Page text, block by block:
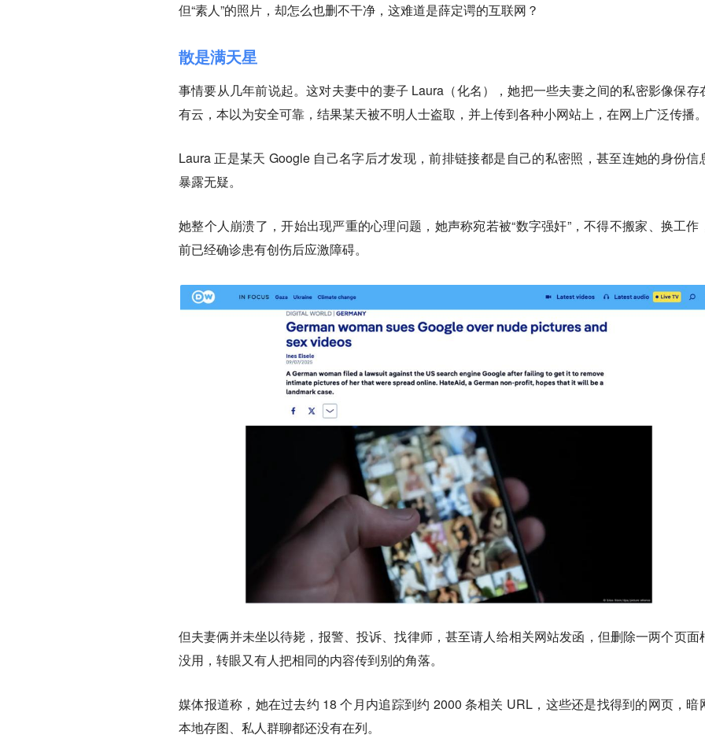
但“素人”的照片，却怎么也删不干净，这难道是薛定谔的互联网？
散是满天星
事情要从几年前说起。这对夫妻中的妻子 Laura（化名），她把一些夫妻之间的私密影像保存
有云，本以为安全可靠，结果某天被不明人士盗取，并上传到各种小网站上，在网上广泛传播。
Laura 正是某天 Google 自己名字后才发现，前排链接都是自己的私密照，甚至连她的身份信
暴露无疑。
她整个人崩溃了，开始出现严重的心理问题，她声称宛若被“数字强奸”，不得不搬家、换工作
前已经确诊患有创伤后应激障碍。
但夫妻俩并未坐以待毙，报警、投诉、找律师，甚至请人给相关网站发函，但删除一两个页面
没用，转眼又有人把相同的内容传到别的角落。
媒体报道称，她在过去约 18 个月内追踪到约 2000 条相关 URL，这些还是找得到的网页，暗
本地存图、私人群聊都还没有在列。